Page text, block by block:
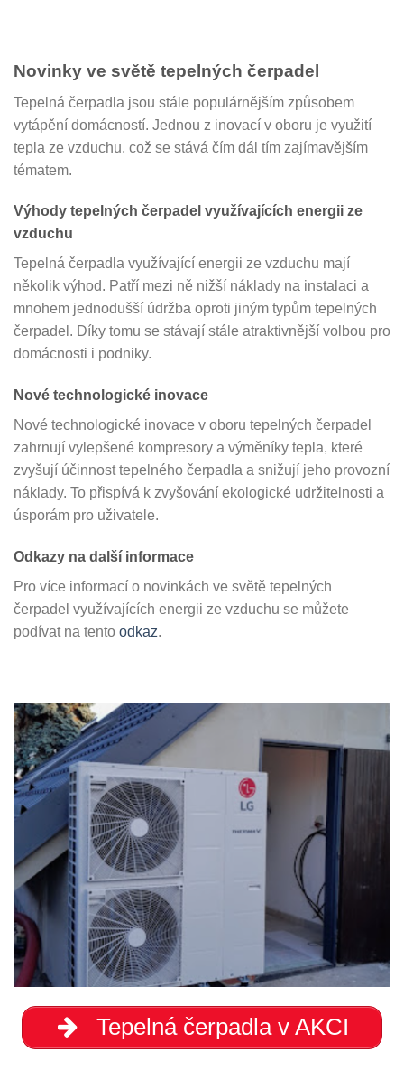
Novinky ve světě tepelných čerpadel
Tepelná čerpadla jsou stále populárnějším způsobem
vytápění domácností. Jednou z inovací v oboru je využití
tepla ze vzduchu, což se stává čím dál tím zajímavějším
tématem.
Výhody tepelných čerpadel využívajících energii ze
vzduchu
Tepelná čerpadla využívající energii ze vzduchu mají
několik výhod. Patří mezi ně nižší náklady na instalaci a
mnohem jednodušší údržba oproti jiným typům tepelných
čerpadel. Díky tomu se stávají stále atraktivnější volbou pro
domácnosti i podniky.
Nové technologické inovace
Nové technologické inovace v oboru tepelných čerpadel
zahrnují vylepšené kompresory a výměníky tepla, které
zvyšují účinnost tepelného čerpadla a snižují jeho provozní
náklady. To přispívá k zvyšování ekologické udržitelnosti a
úsporám pro uživatele.
Odkazy na další informace
Pro více informací o novinkách ve světě tepelných
čerpadel využívajících energii ze vzduchu se můžete
podívat na tento odkaz.
Tepelná čerpadla v AKCI